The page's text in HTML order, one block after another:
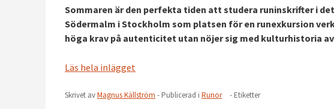
Sommaren är den perfekta tiden att studera runinskrifter i
Södermalm i Stockholm som platsen för en runexkursion
höga krav på autenticitet utan nöjer sig med kulturhistoria
Läs hela inlägget
Skrivet avMagnus Källström - Publicerad i Runor
- Etiketter